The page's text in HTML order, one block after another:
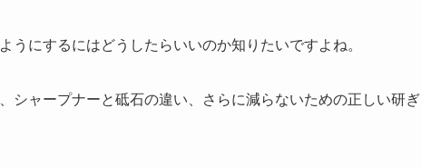
にするにはどうしたらいいのか知りたいですよね。
シャープナーと砥石の違い、さらに減らないための正しい研ぎ